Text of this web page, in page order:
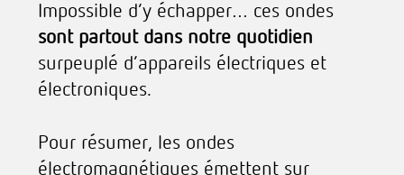
Impossible d’y échapper… ces ondes
sont partout dans notre quotidien
surpeuplé d’appareils électriques et
électroniques.
Pour résumer, les ondes
électromagnétiques émettent sur